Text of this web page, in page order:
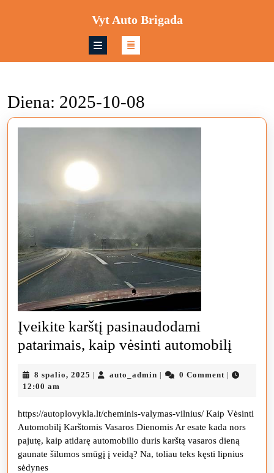
Vyt Auto Brigada
Diena: 2025-10-08
Įveikite karštį pasinaudodami
patarimais, kaip vėsinti automobilį
kaip
vėsinti
8 spalio, 2025 8
auto_admin auto_admin
0 Comment
12:00 am
https://autoplovykla.lt/cheminis-valymas-vilnius/ Kaip Vėsinti
Automobilį Karštomis Vasaros Dienomis Ar esate kada nors
pajutę, kaip atidarę automobilio duris karštą vasaros dieną
gaunate šilumos smūgį į veidą? Na, toliau teks kęsti lipnius
sėdynes